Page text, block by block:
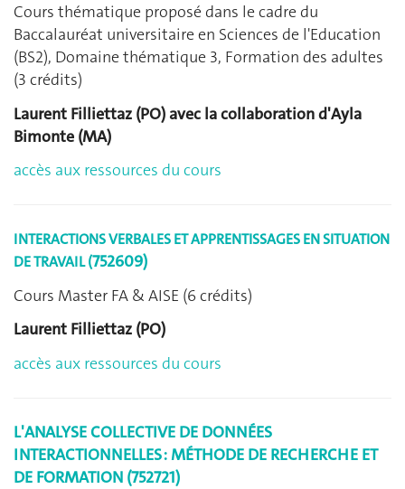
Cours thématique proposé dans le cadre du
Baccalauréat universitaire en Sciences de l'Education
(BS2), Domaine thématique 3, Formation des adultes
(3 crédits)
Laurent Filliettaz (PO) avec la collaboration d'Ayla
Bimonte (MA)
accès aux ressources du cours
INTERACTIONS VERBALES ET APPRENTISSAGES EN SITUATION
DE TRAVAIL(752609)
Cours Master FA & AISE (6 crédits)
Laurent Filliettaz (PO)
accès aux ressources du cours
L'ANALYSE COLLECTIVE DE DONNÉES
INTERACTIONNELLES : MÉTHODE DE RECHERCHE ET
DE FORMATION (752721)